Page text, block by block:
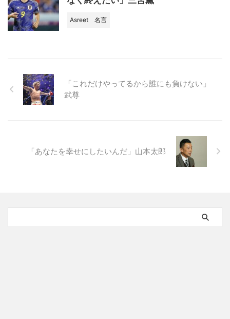
Asreet 名言
「これだけやってるから誰にも負けない」
武尊
「あなたを幸せにしたいんだ」山本太郎